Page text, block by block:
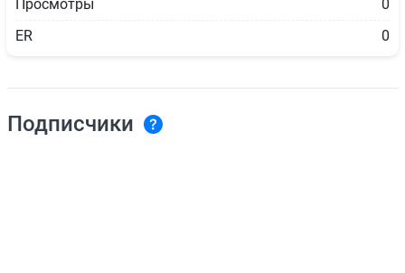
Просмотры
0
ER
0
Подписчики